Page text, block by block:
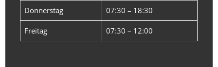
Donnerstag 07:30 – 18:30
Freitag 07:30 – 12:00